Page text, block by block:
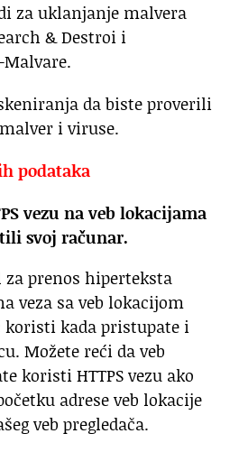
za uklanjanje malvera
& Destroi i
da biste proverili
i viruse.
podataka
vezu na veb lokacijama
svoj računar.
za prenos hiperteksta
veza sa veb lokacijom
koristi kada pristupate i
Možete reći da veb
koristi HTTPS vezu ako
adrese veb lokacije
veb pregledača.